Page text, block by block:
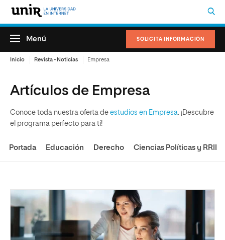
SOLICITA INFORMACIÓN
Menú
Inicio Revista - Noticias Empresa
Artículos de Empresa
Conoce toda nuestra oferta de estudios en Empresa. ¡Descubre
el programa perfecto para ti!
Portada Educación Derecho Ciencias Políticas y RRII